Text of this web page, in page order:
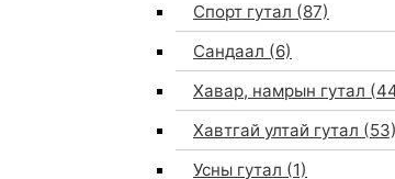
Спорт гутал (87)
Сандаал (6)
Хавар, намрын гутал
Хавтгай ултай гутал (53)
Усны гутал (1)